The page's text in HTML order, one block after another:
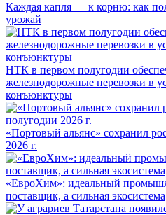
Каждая капля — к корню: как
урожай
НТК в первом полугодии
железнодорожные перевозки в
конъюнктуры
«Портовый альянс» сохранил
2026 г.
«ЕвроХим»: идеальный
поставщик, а сильная экосистема